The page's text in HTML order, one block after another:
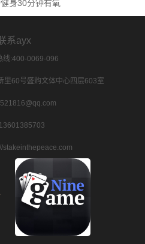
身30分钟有氧
系ayx
线:400-0069-096
里60号盛购文体中心四层603室
stakeinthepeace.com